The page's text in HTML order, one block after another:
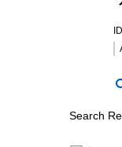
Search